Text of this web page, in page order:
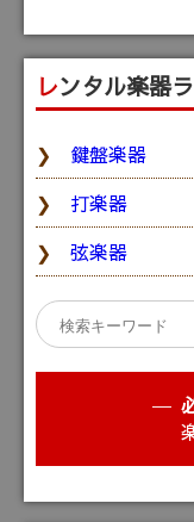
レンタル楽器
鍵盤楽器
打楽器
弦楽器